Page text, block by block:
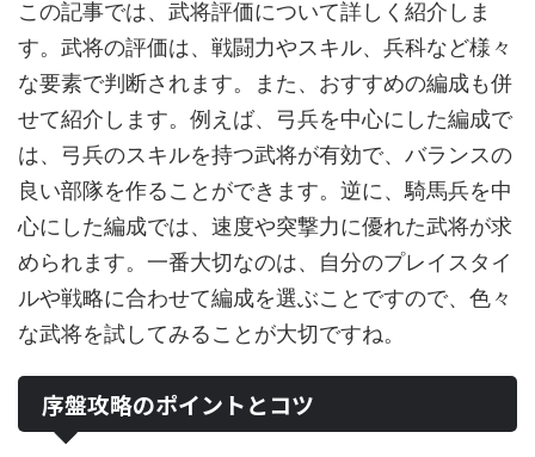
この記事では、武将評価について詳しく紹介しま
す。武将の評価は、戦闘力やスキル、兵科など様々
な要素で判断されます。また、おすすめの編成も併
せて紹介します。例えば、弓兵を中心にした編成で
は、弓兵のスキルを持つ武将が有効で、バランスの
良い部隊を作ることができます。逆に、騎馬兵を中
心にした編成では、速度や突撃力に優れた武将が求
められます。一番大切なのは、自分のプレイスタイ
ルや戦略に合わせて編成を選ぶことですので、色々
な武将を試してみることが大切ですね。
序盤攻略のポイントとコツ